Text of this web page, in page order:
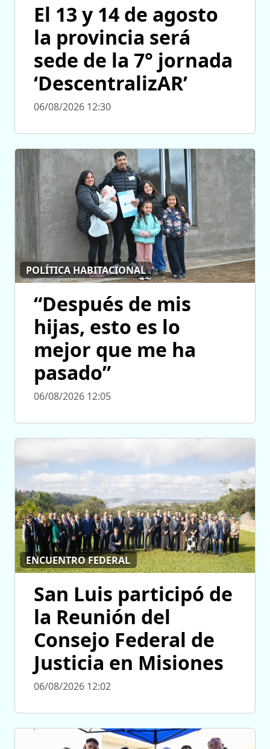
El 13 y 14 de agosto
la provincia será
sede de la 7° jornada
‘DescentralizAR’
06/08/2026 12:30
POLÍTICA HABITACIONAL
“Después de mis
hijas, esto es lo
mejor que me ha
pasado”
06/08/2026 12:05
ENCUENTRO FEDERAL
San Luis participó de
la Reunión del
Consejo Federal de
Justicia en Misiones
06/08/2026 12:02